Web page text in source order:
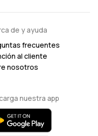
de y ayuda
frecuentes
al cliente
nosotros
nuestra app